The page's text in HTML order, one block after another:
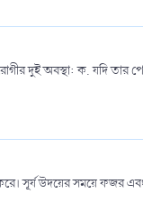
দুই অবস্থা: ক. যদি তার
সূর্য উদয়ের সময়ে ফজর